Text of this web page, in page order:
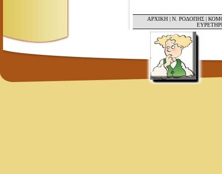
ΑΡΧΙΚΗ| Ν. ΡΟΔΟΠΗΣ|